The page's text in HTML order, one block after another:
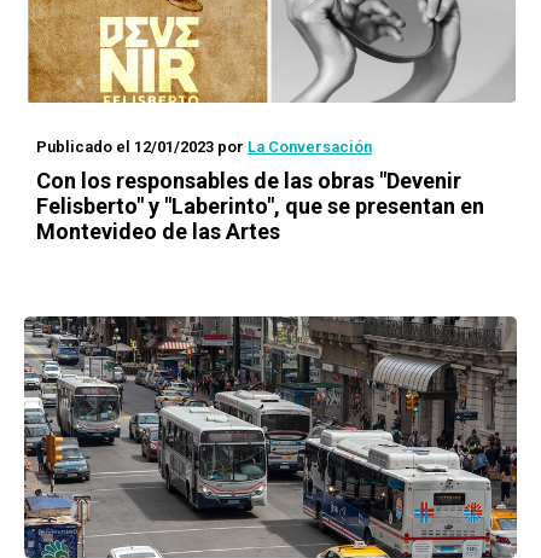
Publicado el 12/01/2023 por La Conversación
Con los responsables de las obras "Devenir
Felisberto" y "Laberinto", que se presentan en
Montevideo de las Artes